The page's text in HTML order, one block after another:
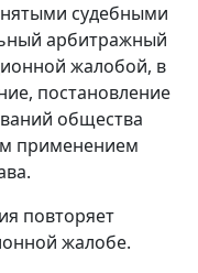
судебными
арбитражный
жалобой, в
постановление
общества
применением
повторяет
жалобе.